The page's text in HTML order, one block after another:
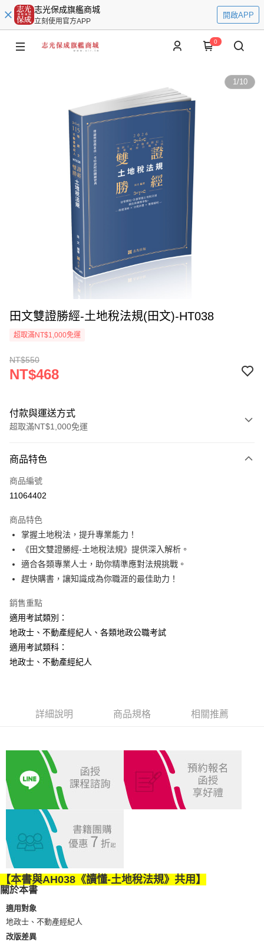
志光保成旗艦商城
立刻使用官方APP
開啟APP
0
1/10
田文雙證勝經-土地稅法規(田文)-HT038
超取滿NT$1,000免運
NT$550
NT$468
付款與運送方式
超取滿NT$1,000免運
信用卡一次付款
超商取貨付款
Apple Pay
悠遊付
Google Pay
ATM付款
全家取貨付款
每筆NT$100，滿NT$1,000(含以上)免運費
7-11取貨付款
付款後7-11取貨.
每筆NT$100，滿NT$1,000(含以上)免運費
宅配
每筆NT$100，滿NT$1,000(含以上)免運費
外島郵寄
每筆NT$100，滿NT$1,000(含以上)免運費
商品特色
商品編號
11064402
商品特色
掌握土地稅法，提升專業能力！
《田文雙證勝經-土地稅法規》提供深入解析。
適合各類專業人士，助你精準應對法規挑戰。
趕快購書，讓知識成為你職涯的最佳助力！
銷售重點
適用考試類別：
地政士、不動產經紀人、各類地政公職考試
適用考試類科：
地政士、不動產經紀人
詳細說明 商品規格 相關推薦
【本書與AH038《讀懂-土地稅法規》共用】
關於本書
適用對象
地政士、不動產經紀人
改版差異